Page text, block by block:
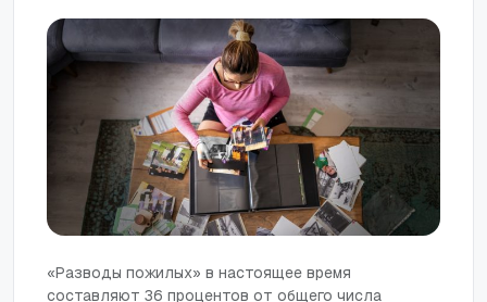
«Разводы пожилых» в настоящее время
составляют 36 процентов от общего числа